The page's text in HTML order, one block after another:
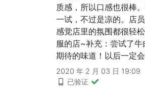
质感，所以口感也很棒
一试，不过是凉的。店
感觉店里的氛围都很轻
服的店~补充：尝试了
期待的味道！以后一定会
2020 年 2 月 03 日 19:09
已验证